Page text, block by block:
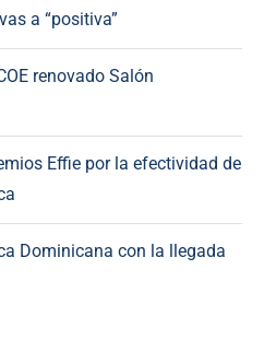
a “positiva”
renovado Salón
Effie por la efectividad de
Dominicana con la llegada